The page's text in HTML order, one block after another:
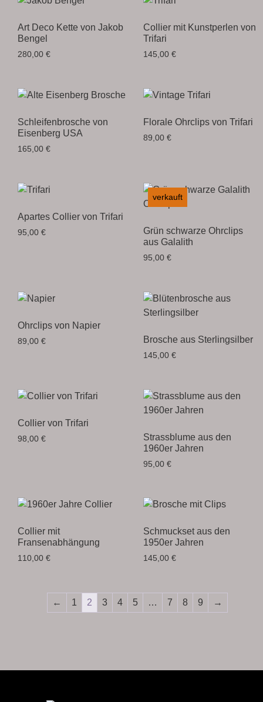
Art Deco Kette von Jakob
Bengel
280,00 €
Collier mit Kunstperlen von
Trifari
145,00 €
Schleifenbrosche von
Eisenberg USA
165,00 €
Florale Ohrclips von Trifari
89,00 €
Apartes Collier von Trifari
95,00 €
verkauft
Grün schwarze Ohrclips
aus Galalith
95,00 €
Ohrclips von Napier
89,00 € Brosche aus Sterlingsilber
145,00 €
Collier von Trifari
98,00 €
Strassblume aus den
1960er Jahren
95,00 €
Collier mit
Fransenabhängung
110,00 €
Schmuckset aus den
1950er Jahren
145,00 €
← 1 2 3 4 5 … 7 8 9 →